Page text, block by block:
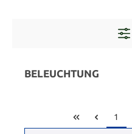
BELEUCHTUNG
1